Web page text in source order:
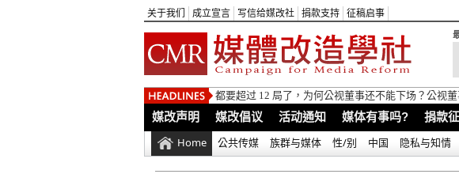
关于我们 成立宣言 写信给媒改社 捐款支持 征稿启事
都要超过 12 局了，为何公视董事还不能下场？公视
媒改声明 媒改倡议 活动通知 媒体有事吗? 捐款
Home 公共传媒 族群与媒体 性/别 中国 隐私与知情